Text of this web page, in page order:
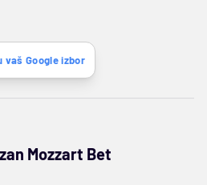
vaš Google izbor
Mozzart Bet